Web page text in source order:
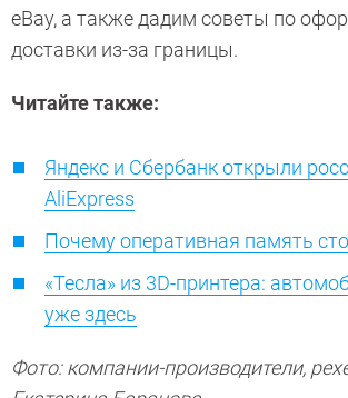
eBay, а также дадим советы по
доставки из-за границы.
Читайте также:
Яндекс и Сбербанк открыли
AliExpress
Почему оперативная память
«Тесла» из 3D-принтера:
уже здесь
Фото: компании-производители,